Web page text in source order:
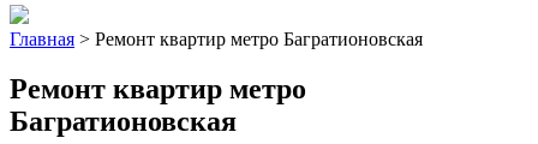
Главная > Ремонт квартир метро Багратионовская
Ремонт квартир метро
Багратионовская